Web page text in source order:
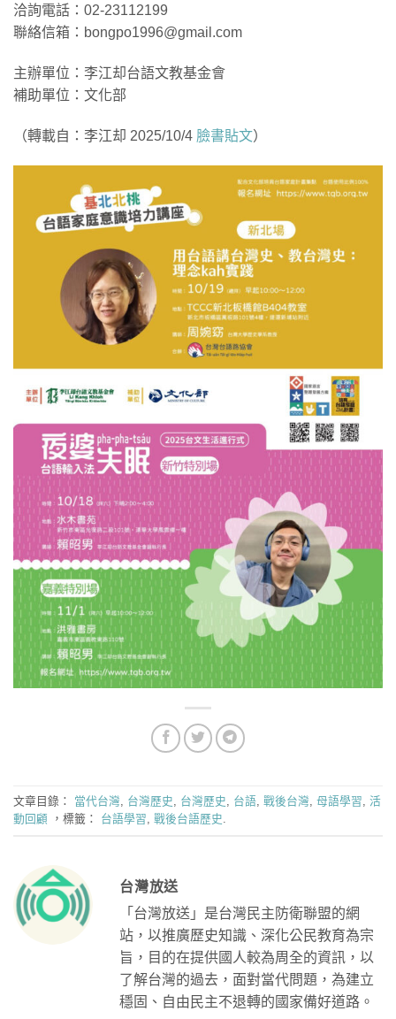
洽詢電話：02-23112199
聯絡信箱：bongpo1996@gmail.com
主辦單位：李江却台語文教基金會
補助單位：文化部
（轉載自：李江却 2025/10/4 臉書貼文）
文章目錄： 當代台灣 台灣歷史 台灣歷史 台語 戰後台灣 母語學習 活
動回顧 ，標籤： 台語學習 戰後台語歷史
台灣放送
「台灣放送」是台灣民主防衛聯盟的網
站，以推廣歷史知識、深化公民教育為宗
旨，目的在提供國人較為周全的資訊，以
了解台灣的過去，面對當代問題，為建立
穩固、自由民主不退轉的國家備好道路。